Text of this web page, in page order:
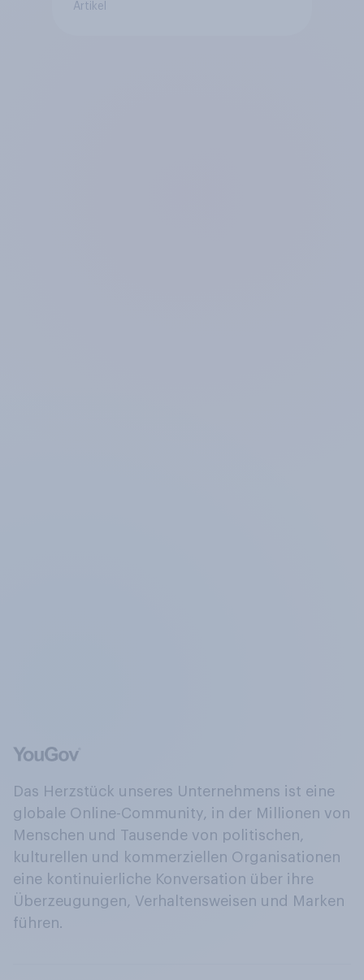
Artikel
Das Herzstück unseres Unternehmens ist eine
globale Online-Community, in der Millionen von
Menschen und Tausende von politischen,
kulturellen und kommerziellen Organisationen
eine kontinuierliche Konversation über ihre
Überzeugungen, Verhaltensweisen und Marken
führen.